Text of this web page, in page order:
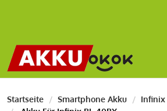
Startseite Smartphone Akku
Infinix